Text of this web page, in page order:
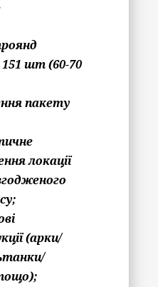
шт (60-70
пакету
локації
(арки/